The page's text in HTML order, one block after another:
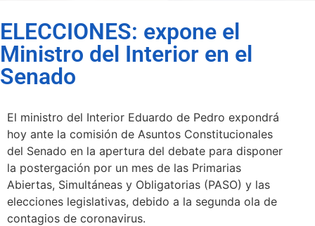
ELECCIONES: expone el
Ministro del Interior en el
Senado
El ministro del Interior Eduardo de Pedro expondrá
hoy ante la comisión de Asuntos Constitucionales
del Senado en la apertura del debate para disponer
la postergación por un mes de las Primarias
Abiertas, Simultáneas y Obligatorias (PASO) y las
elecciones legislativas, debido a la segunda ola de
contagios de coronavirus.